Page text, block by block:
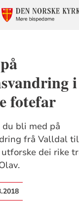
fotefar
du bli med på
frå Valldal
dei rike